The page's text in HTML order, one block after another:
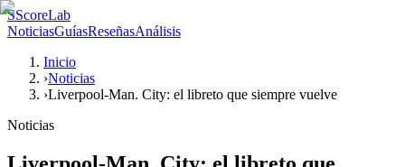
SScoreLab
NoticiasGuíasReseñasAnálisis
Inicio
›Noticias
›Liverpool-Man. City: el libreto que siempre vuelve
Noticias